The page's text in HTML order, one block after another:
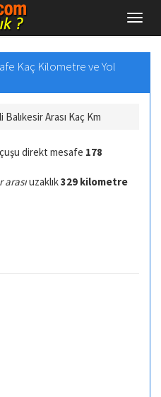
Kaç Kilometre ve Yol
Balıkesir Arası Kaç Km
direkt mesafe 178
arasıuzaklık329 kilometre